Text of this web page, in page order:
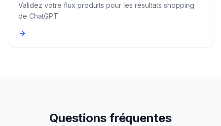
Validez votre flux produits pour les résultats shopping
de ChatGPT.
Questions fréquentes